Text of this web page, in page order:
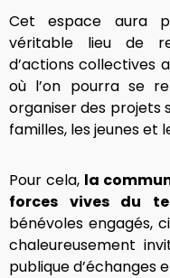
Cet espace aura
véritable lieu de
d’actions collectives
où l’on pourra se
organiser des projets
familles, les jeunes et
Pour cela, la
forces vives du
bénévoles engagés,
chaleureusement
publique d’échanges